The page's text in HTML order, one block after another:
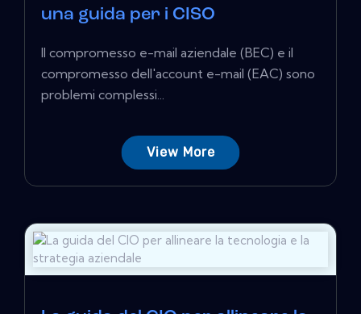
una guida per i CISO
Il compromesso e-mail aziendale (BEC) e il
compromesso dell'account e-mail (EAC) sono
problemi complessi...
View More